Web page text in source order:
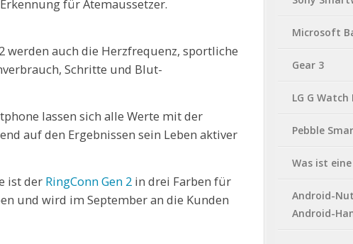
für Atemaussetzer.
werden auch die Herzfrequenz, sportliche
Schritte und Blut-
lassen sich alle Werte mit der
auf den Ergebnissen sein Leben aktiver
ist der RingConn Gen 2 in drei Farben für
und wird im September an die Kunden
Microsoft
Gear 3
LG G Watch
Pebble
Was ist
Android-
Android-